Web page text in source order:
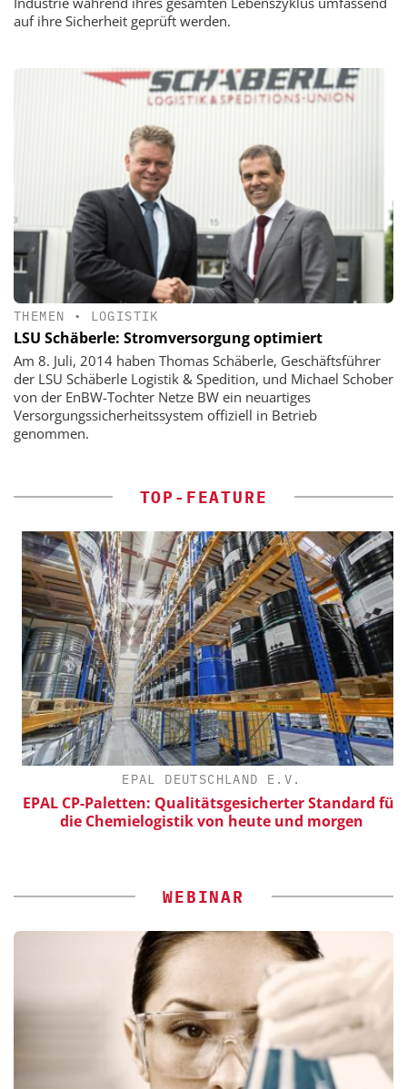
auf ihre Sicherheit geprüft werden.
THEMEN • LOGISTIK
LSU Schäberle: Stromversorgung optimiert
Am 8. Juli, 2014 haben Thomas Schäberle, Geschäftsführer
der LSU Schäberle Logistik & Spedition, und Michael Schober
von der EnBW-Tochter Netze BW ein neuartiges
Versorgungssicherheitssystem offiziell in Betrieb
genommen.
TOP-FEATURE
EPAL DEUTSCHLAND E.V.
EPAL CP-Paletten: Qualitätsgesicherter Standard für
die Chemielogistik von heute und morgen
WEBINAR